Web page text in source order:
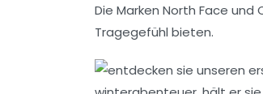
Die Marken North Face und
Tragegefühl bieten.